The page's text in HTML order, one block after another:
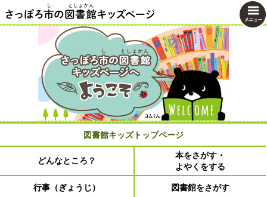
さっぽろ市の図書館キッズページ
図書館キッズトップページ
どんなところ？
本をさがす・
よやくをする
行事（ぎょうじ） 図書館をさがす